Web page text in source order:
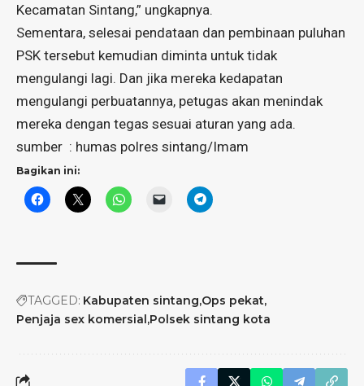
Kecamatan Sintang,” ungkapnya.
Sementara, selesai pendataan dan pembinaan puluhan
PSK tersebut kemudian diminta untuk tidak
mengulangi lagi. Dan jika mereka kedapatan
mengulangi perbuatannya, petugas akan menindak
mereka dengan tegas sesuai aturan yang ada.
sumber : humas polres sintang/Imam
Bagikan ini:
TAGGED: Kabupaten sintang Ops pekat
Penjaja sex komersial Polsek sintang kota